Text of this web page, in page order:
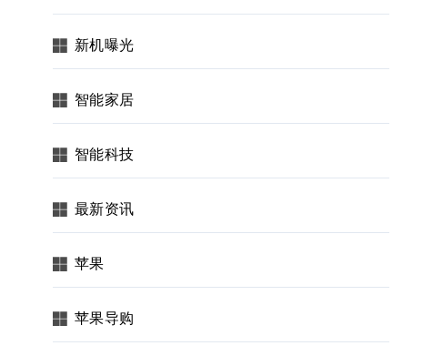
新机曝光
智能家居
智能科技
最新资讯
苹果
苹果导购